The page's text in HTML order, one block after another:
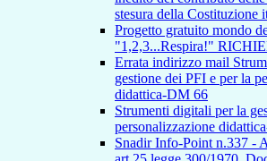
stesura della Costituzione
Progetto gratuito mondo
"1,2,3...Respira!"
Errata indirizzo mail
gestione dei PFI e per la
didattica-DM 66
Strumenti digitali per la
personalizzazione
Snadir Info-Point n.337 -